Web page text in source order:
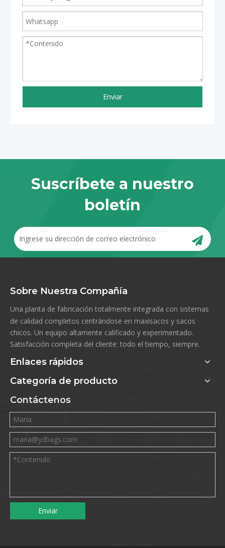
Enviar
Suscríbete a nuestro
boletín
Sobre Nuestra Compañía
Una planta de fabricación totalmente integrada con sistemas
de calidad completos centrándose en maxisacos y sacos
chicos. Un equipo altamente calificado y experimentado.
Satisfacción completa del cliente: todo el tiempo, siempre.
Enlaces rápidos
Categoría de producto
Contáctenos
Enviar